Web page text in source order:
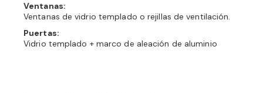
Ventanas:
Ventanas de vidrio templado o rejillas de ventilación.
Puertas:
Vidrio templado + marco de aleación de aluminio